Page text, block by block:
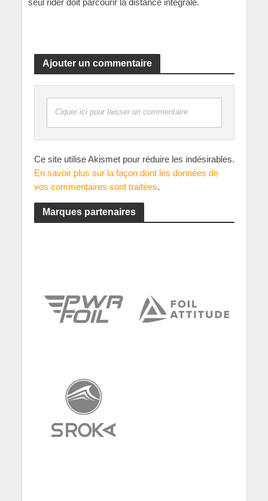
seul rider doit parcourir la distance intégrale.
Ajouter un commentaire
Ciquer ici pour laisser un commentaire
Ce site utilise Akismet pour réduire les indésirables.
En savoir plus sur la façon dont les données de
vos commentaires sont traitées.
Marques partenaires